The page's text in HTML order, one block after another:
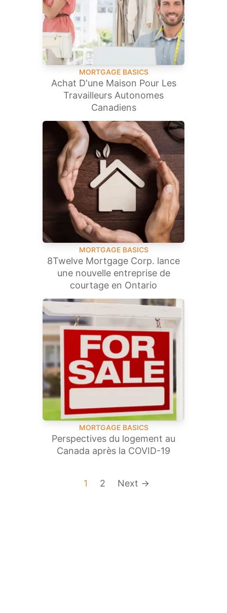
MORTGAGE BASICS
Achat D'une Maison Pour Les
Travailleurs Autonomes
Canadiens
MORTGAGE BASICS
8Twelve Mortgage Corp. lance
une nouvelle entreprise de
courtage en Ontario
MORTGAGE BASICS
Perspectives du logement au
Canada après la COVID-19
1 2 Next →